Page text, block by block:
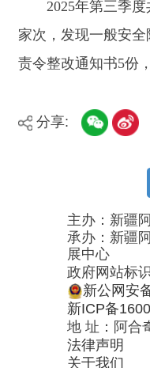
分享:
承办：新疆阿合
展中心
新公网安备
新ICP备
地 址：阿合奇
法律声明
电
关于我们
网
政务新媒体矩阵
阿合奇县网信
5620663